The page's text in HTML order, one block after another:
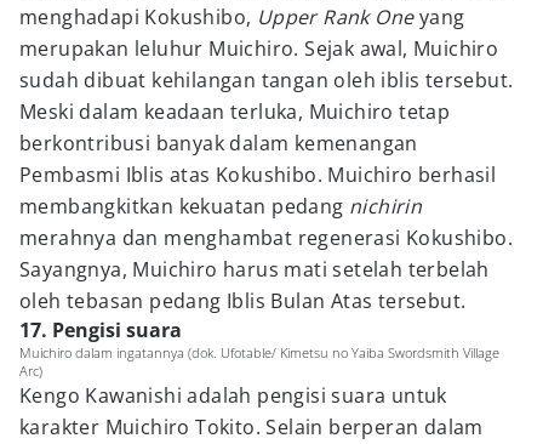
menghadapi Kokushibo, Upper Rank Oneyang
merupakan leluhur Muichiro. Sejak awal, Muichiro
sudah dibuat kehilangan tangan oleh iblis tersebut.
Meski dalam keadaan terluka, Muichiro tetap
berkontribusi banyak dalam kemenangan
Pembasmi Iblis atas Kokushibo. Muichiro berhasil
membangkitkan kekuatan pedang nichirin
merahnya dan menghambat regenerasi Kokushibo.
Sayangnya, Muichiro harus mati setelah terbelah
oleh tebasan pedang Iblis Bulan Atas tersebut.
17. Pengisi suara
Muichiro dalam ingatannya (dok. Ufotable/ Kimetsu no Yaiba Swordsmith Village
Arc)
Kengo Kawanishi adalah pengisi suara untuk
karakter Muichiro Tokito. Selain berperan dalam